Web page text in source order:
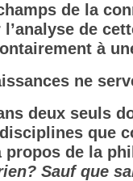
de la
de
à
ne
deux seuls
que
de la
Sauf que